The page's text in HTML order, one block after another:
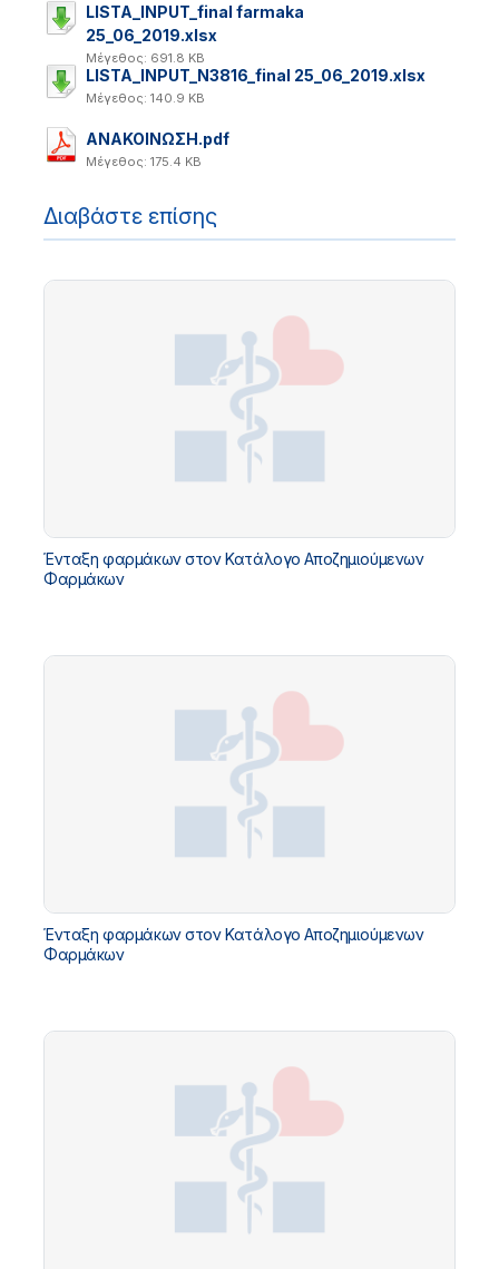
LISTA_INPUT_final farmaka
25_06_2019.xlsx
Μέγεθος: 691.8 KB
LISTA_INPUT_N3816_final 25_06_2019.xlsx
Μέγεθος: 140.9 KB
ΑΝΑΚΟΙΝΩΣΗ.pdf
Μέγεθος: 175.4 KB
Διαβάστε επίσης
Ένταξη φαρμάκων στον Κατάλογο Αποζημιούμενων
Φαρμάκων
Ένταξη φαρμάκων στον Κατάλογο Αποζημιούμενων
Φαρμάκων